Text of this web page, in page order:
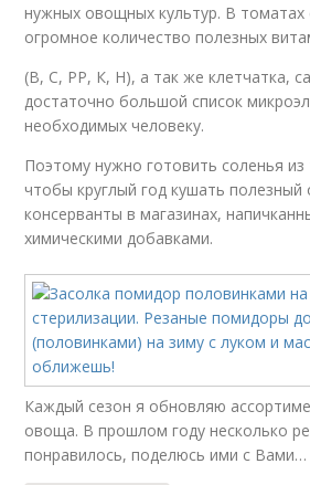
нужных овощных культур. В томатах
огромное количество полезных
(В, С, РР, К, Н), а так же клетчатка,
достаточно большой список
необходимых человеку.
Поэтому нужно готовить соленья
чтобы круглый год кушать
консерванты в магазинах,
химическими добавками.
Каждый сезон я обновляю
овоща. В прошлом году несколько
понравилось, поделюсь ими с Вами…